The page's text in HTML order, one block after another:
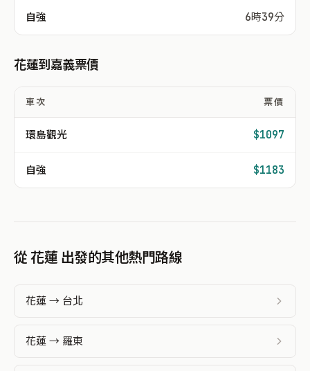
自強 6時39分
花蓮到嘉義票價
車次 票價
環島觀光 $1097
自強 $1183
從 花蓮 出發的其他熱門路線
花蓮 → 台北
花蓮 → 羅東